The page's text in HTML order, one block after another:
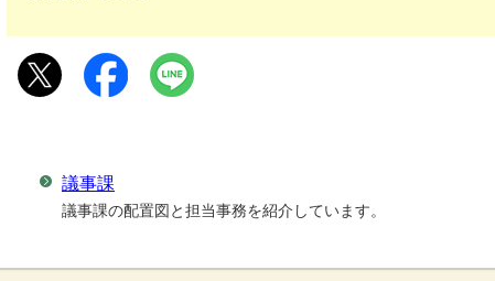
議事課
議事課の配置図と担当事務を紹介しています。